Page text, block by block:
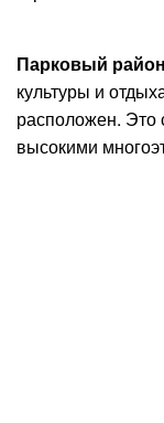
Парковый район
культуры и
расположен. Это
высокими